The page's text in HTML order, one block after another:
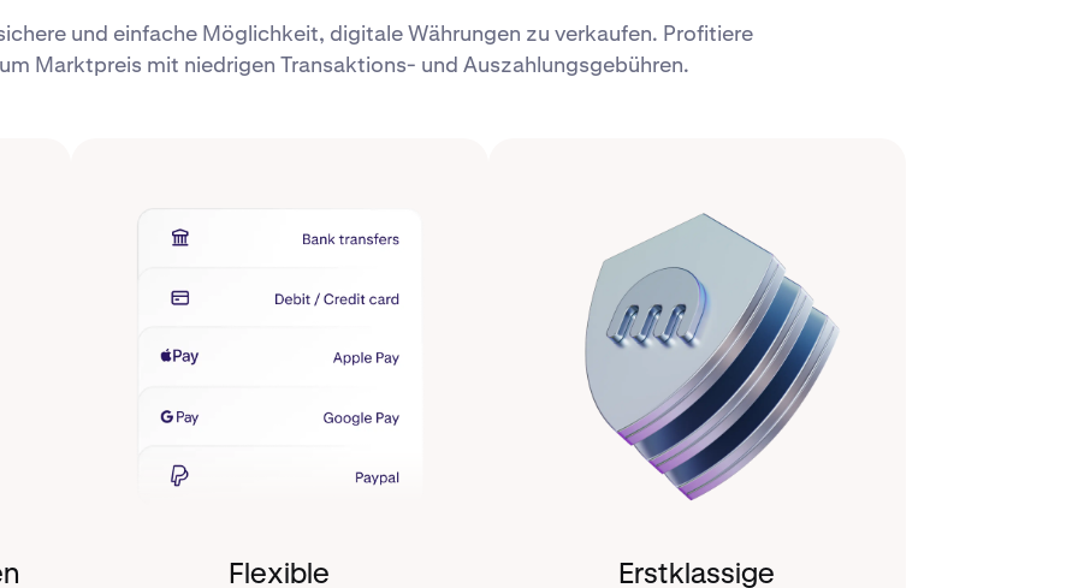
und einfache Möglichkeit, digitale Währungen zu verkaufen. Profitiere
Marktpreis mit niedrigen Transaktions- und Auszahlungsgebühren.
Flexible
Erstklassige